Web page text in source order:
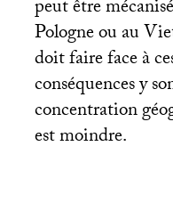
peut être
Pologne ou au
doit faire face à
conséquences y
concentration
est moindre.